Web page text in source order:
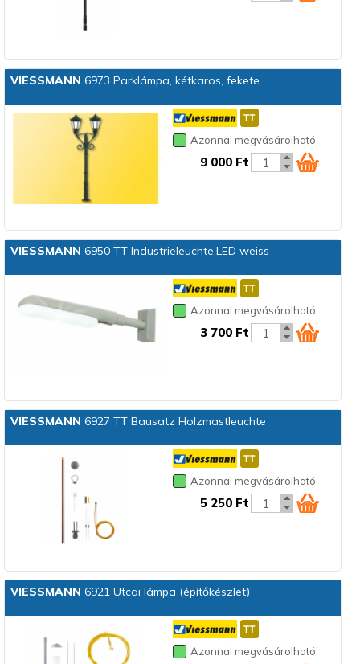
VIESSMANN 6973 Parklámpa, kétkaros, fekete
Azonnal megvásárolható
9 000 Ft
VIESSMANN 6950 TT Industrieleuchte,LED weiss
Azonnal megvásárolható
3 700 Ft
VIESSMANN 6927 TT Bausatz Holzmastleuchte
Azonnal megvásárolható
5 250 Ft
VIESSMANN 6921 Utcai lámpa (építőkészlet)
Azonnal megvásárolható